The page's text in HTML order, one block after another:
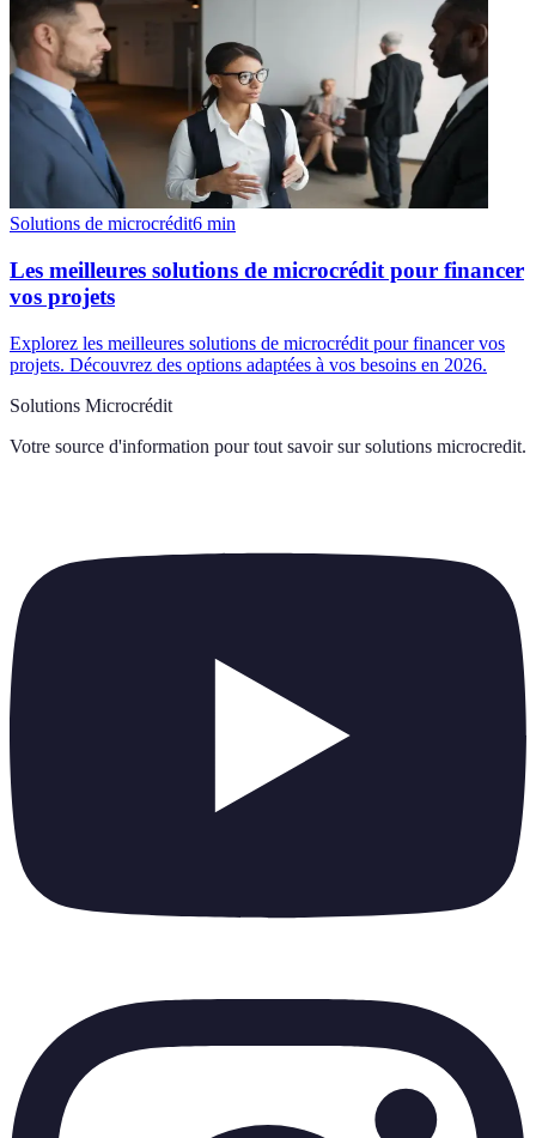
Solutions de microcrédit6 min
Les meilleures solutions de microcrédit pour financer
vos projets
Explorez les meilleures solutions de microcrédit pour financer vos
projets. Découvrez des options adaptées à vos besoins en 2026.
Solutions Microcrédit
Votre source d'information pour tout savoir sur solutions microcredit.